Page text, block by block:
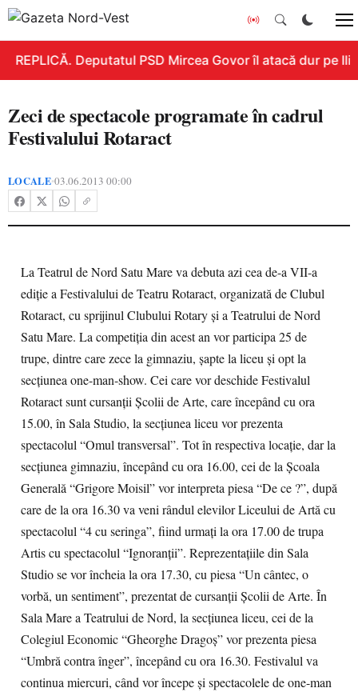
REPLICĂ. Deputatul PSD Mircea Govor îl atacă dur pe
Zeci de spectacole programate în cadrul
Festivalului Rotaract
LOCALE•03.06.2013 00:00
La Teatrul de Nord Satu Mare va debuta azi cea de-a VII-a
ediţie a Festivalului de Teatru Rotaract, organizată de Clubul
Rotaract, cu sprijinul Clubului Rotary şi a Teatrului de Nord
Satu Mare. La competiţia din acest an vor participa 25 de
trupe, dintre care zece la gimnaziu, şapte la liceu şi opt la
secţiunea one-man-show. Cei care vor deschide Festivalul
Rotaract sunt cursanţii Şcolii de Arte, care începând cu ora
15.00, în Sala Studio, la secţiunea liceu vor prezenta
spectacolul “Omul transversal”. Tot în respectiva locaţie, dar la
secţiunea gimnaziu, începând cu ora 16.00, cei de la Şcoala
Generală “Grigore Moisil” vor interpreta piesa “De ce ?”, după
care de la ora 16.30 va veni rândul elevilor Liceului de Artă cu
spectacolul “4 cu seringa”, fiind urmaţi la ora 17.00 de trupa
Artis cu spectacolul “Ignoranţii”. Reprezentaţiile din Sala
Studio se vor încheia la ora 17.30, cu piesa “Un cântec, o
vorbă, un sentiment”, prezentat de cursanţii Şcolii de Arte. În
Sala Mare a Teatrului de Nord, la secţiunea liceu, cei de la
Colegiul Economic “Gheorghe Dragoş” vor prezenta piesa
“Umbră contra înger”, începând cu ora 16.30. Festivalul va
continua miercuri, când vor începe şi spectacolele de one-man